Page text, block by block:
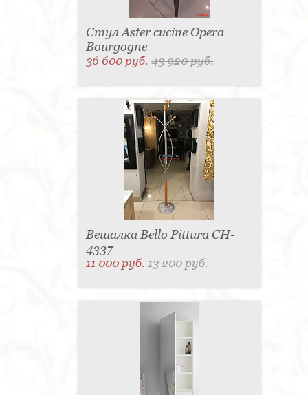
Стул Aster cucine Opera
Bourgogne
36 600 руб.43 920 руб.
Вешалка Bello Pittura CH-
4337
11 000 руб.13 200 руб.